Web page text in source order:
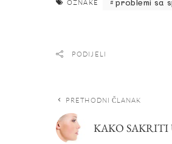
OZNAKE problemi sa
PODIJELI
PRETHODNI ČLANAK
KAKO